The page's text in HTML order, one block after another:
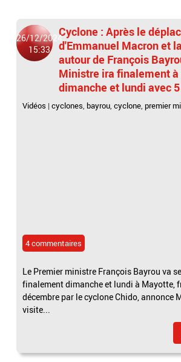
26/12/2024
15:33
Cyclone : Après le
d'Emmanuel Macron et
autour de François
Ministre ira finalement
dimanche et lundi avec
Vidéos |cyclones, bayrou,cyclone, premier
4 commentaires
Le Premier ministre François Bayrou va
finalement dimanche et lundi à Mayotte,
décembre par le cyclone Chido, annonce
visite...